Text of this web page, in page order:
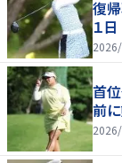
復
１日
首
前